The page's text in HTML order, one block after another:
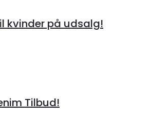
kvinder på udsalg!
Tilbud!